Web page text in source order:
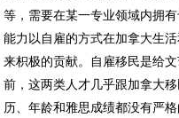
等，需要在某一专业领域内拥
能力以自雇的方式在加拿大生
来枳极的贡献。自雇移民是给
前，这两类人才几乎跟加拿大
历、年龄和雅思成绩都没有严